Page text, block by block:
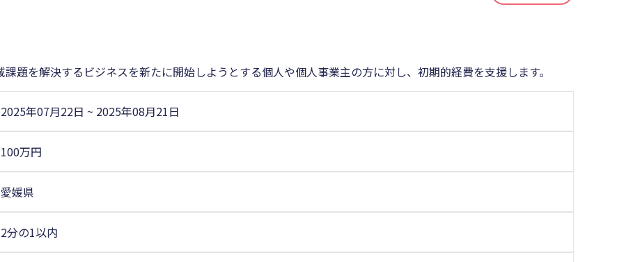
題を解決するビジネスを新たに開始しようとする個人や個人事業主の方に対し、初期的経費を支援します。
2025年07月22日 ~ 2025年08月21日
100万円
愛媛県
2分の1以内